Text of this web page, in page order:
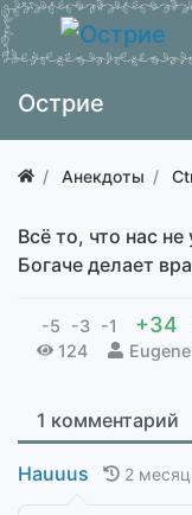
Острие
Анекдоты
Всё то, что нас не
Богаче делает
-5 -3 -1 +34
124
1 комментарий
Hauuus 2